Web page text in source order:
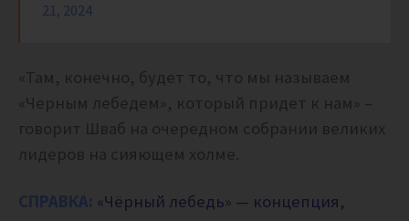
21, 2024
«Там, конечно, будет то, что мы называем
«Черным лебедем», который придет к нам» –
говорит Шваб на очередном собрании великих
лидеров на сияющем холме.
СПРАВКА: «Чёрный лебедь» — концепция,